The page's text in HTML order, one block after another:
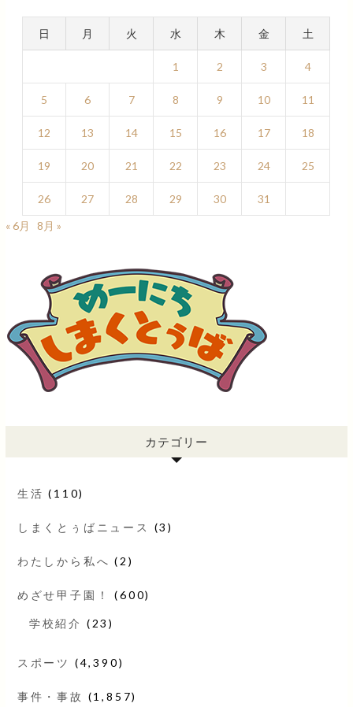
日 月 火 水 木 金 土
1 2 3 4
5 6 7 8 9 10 11
12 13 14 15 16 17 18
19 20 21 22 23 24 25
26 27 28 29 30
31
« 6月
8月 »
カテゴリー
生活 (110)
しまくとぅばニュース (3)
わたしから私へ (2)
めざせ甲子園！ (600)
学校紹介 (23)
スポーツ (4,390)
事件・事故 (1,857)